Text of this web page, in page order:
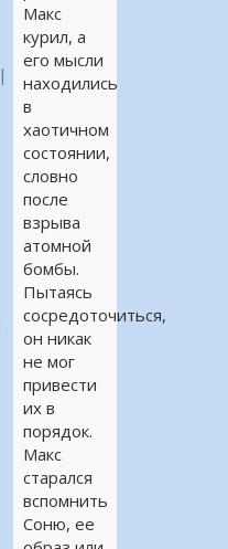
Макс
курил, а
его мысли
находились
в
хаотичном
состоянии,
словно
после
взрыва
атомной
бомбы.
Пытаясь
сосредоточиться,
он никак
не мог
привести
их в
порядок.
Макс
старался
вспомнить
Соню, ее
|